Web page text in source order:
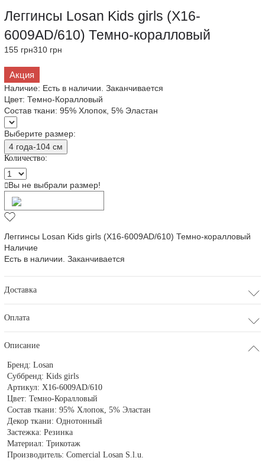
Леггинсы Losan Kids girls (X16-
6009AD/610) Темно-коралловый
155 грн310 грн
Акция
Наличие: Есть в наличии. Заканчивается
Цвет:Темно-Коралловый
Состав ткани:95% Хлопок, 5% Эластан
Выберите размер:
4 года-104 см
Количество:
Вы не выбрали размер!
Леггинсы Losan Kids girls (X16-6009AD/610) Темно-коралловый
Наличие
Есть в наличии. Заканчивается
Доставка
Оплата
Описание
Бренд:Losan
Суббренд:Kids girls
Артикул:X16-6009AD/610
Цвет:Темно-Коралловый
Состав ткани:95% Хлопок, 5% Эластан
Декор ткани:Однотонный
Застежка:Резинка
Материал:Трикотаж
Производитель:Comercial Losan S.l.u.